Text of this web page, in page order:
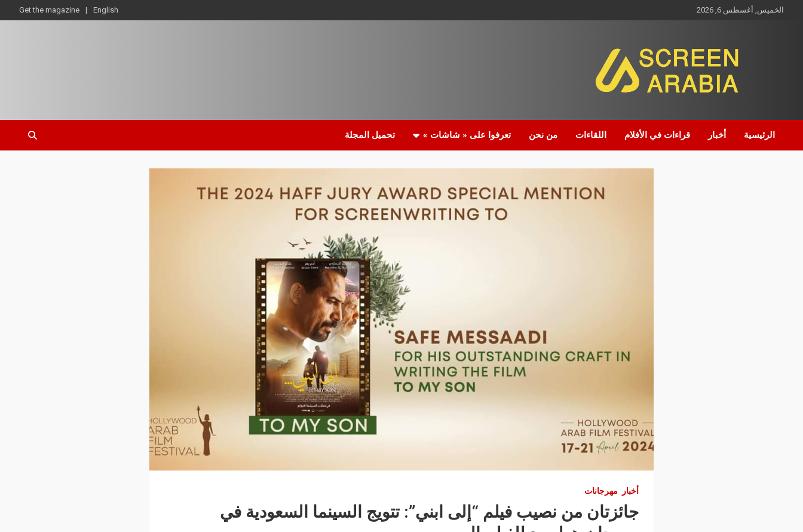
الخميس, أغسطس 6, 2026 English
Get the magazine
Screen Arabia
الرئيسية أخبار قراءات في الأفلام اللقاءات من نحن تعرفوا على « شاشات » تحميل المجلة
أخبار مهرجانات
جائزتان من نصيب فيلم “إلى ابني”: تتويج السينما السعودية في